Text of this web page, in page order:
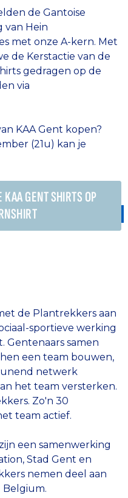
de Gantoise
van Hein
met onze A-kern. Met
de Kerstactie van de
gedragen op de
via
KAA Gent kopen?
(21u) kan je
GENT SHIRTS OP
de Plantrekkers aan
sportieve werking
Gentenaars samen
een team bouwen,
netwerk
het team versterken.
Zo'n 30
team actief.
een samenwerking
Stad Gent en
nemen deel aan
Belgium.